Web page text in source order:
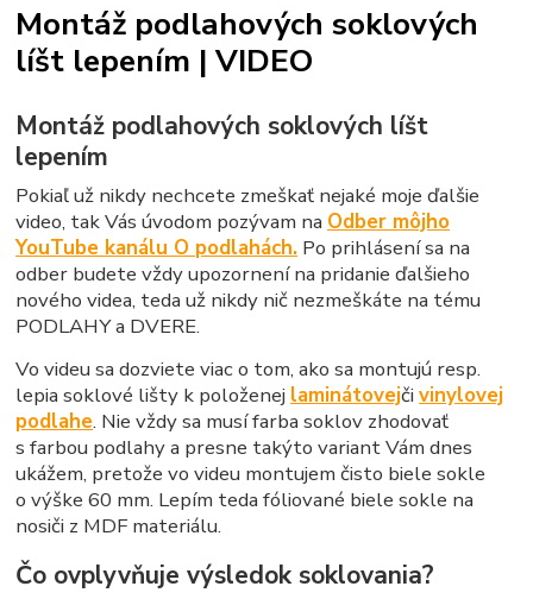
Montáž podlahových soklových
líšt lepením | VIDEO
Montáž podlahových soklových líšt
lepením
Pokiaľ už nikdy nechcete zmeškať nejaké moje ďalšie
video, tak Vás úvodom pozývam na Odber môjho
YouTube kanálu O podlahách. Po prihlásení sa na
odber budete vždy upozornení na pridanie ďalšieho
nového videa, teda už nikdy nič nezmeškáte na tému
PODLAHY a DVERE.
Vo videu sa dozviete viac o tom, ako sa montujú resp.
lepia soklové lišty k položenej laminátovejčivinylovej
podlahe. Nie vždy sa musí farba soklov zhodovať
s farbou podlahy a presne takýto variant Vám dnes
ukážem, pretože vo videu montujem čisto biele sokle
o výške 60 mm. Lepím teda fóliované biele sokle na
nosiči z MDF materiálu.
Čo ovplyvňuje výsledok soklovania?